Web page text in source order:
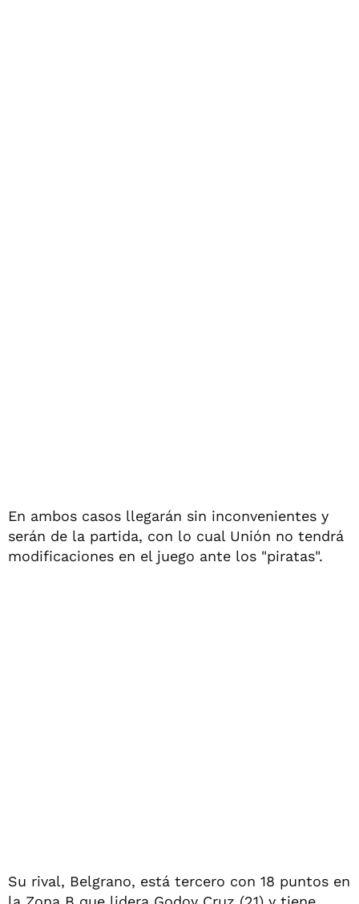
En ambos casos llegarán sin inconvenientes y
serán de la partida, con lo cual Unión no tendrá
modificaciones en el juego ante los "piratas".
Su rival, Belgrano, está tercero con 18 puntos en